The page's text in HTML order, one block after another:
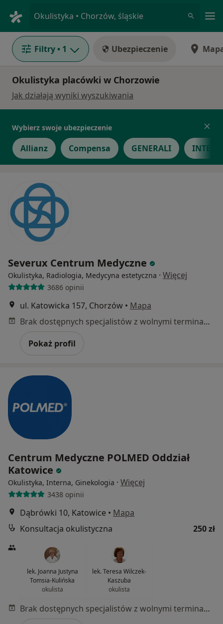
Okulistyka • Chorzów, śląskie
Filtry • 1 Ubezpieczenie
Okulistyka placówki w Chorzowie
Jak działają wyniki wyszukiwania
Wybierz swoje ubezpieczenie
Allianz Compensa GENERALI INTER
Severux Centrum Medyczne
Okulistyka, Radiologia, Medycyna estetyczna · Więcej
3686 opinii
ul. Katowicka 157, Chorzów • Mapa
Brak dostępnych specjalistów z wolnymi terminami w tym centrum medycznym.
Pokaż profil
Centrum Medyczne POLMED Oddział
Katowice
Okulistyka, Interna, Ginekologia · Więcej
3438 opinii
Dąbrówki 10, Katowice • Mapa
Konsultacja okulistyczna
250 zł
lek. Joanna Justyna
Tomsia-Kulińska
okulista
lek. Teresa Wilczek-
Kaszuba
okulista
Brak dostępnych specjalistów z wolnymi terminami w tym centrum medycznym.